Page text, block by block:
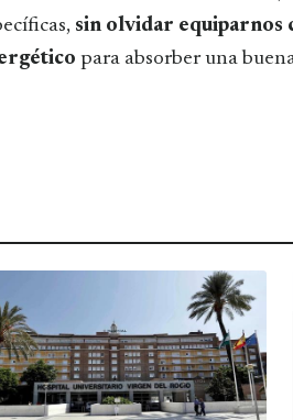
sin olvidar equiparnos
para absorber una